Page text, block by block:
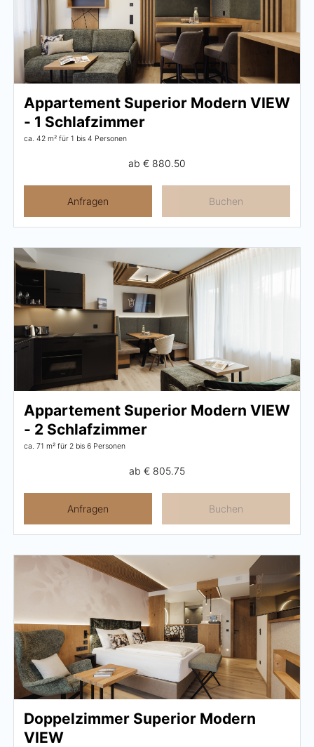
Appartement Superior Modern VIEW
- 1 Schlafzimmer
ca. 42 m² für 1 bis 4 Personen
ab € 880.50
Anfragen Buchen
Appartement Superior Modern VIEW
- 2 Schlafzimmer
ca. 71 m² für 2 bis 6 Personen
ab € 805.75
Anfragen Buchen
Doppelzimmer Superior Modern
VIEW